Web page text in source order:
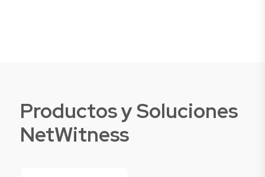
Productos y Soluciones
NetWitness